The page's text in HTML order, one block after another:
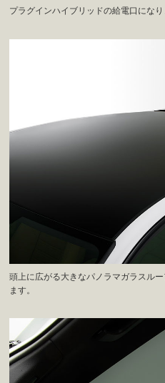
プラグインハイブリッドの給電口になり
頭上に広がる大きなパノラマガラスル
ます。